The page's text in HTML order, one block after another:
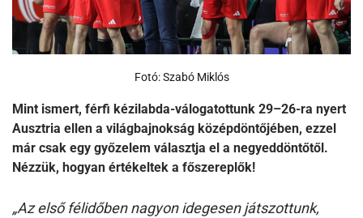
Fotó: Szabó Miklós
Mint ismert, férfi kézilabda-válogatottunk 29–26-ra nyert
Ausztria ellen a világbajnokság középdöntőjében, ezzel
már csak egy győzelem választja el a negyeddöntőtől.
Nézzük, hogyan értékeltek a főszereplők!
„Az első félidőben nagyon idegesen játszottunk,